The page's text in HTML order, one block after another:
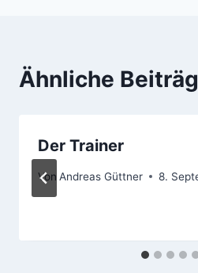
Ähnliche
Der Trainer
Von Andreas Güttner 8.